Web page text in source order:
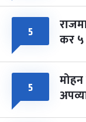
५ कर ५
५ मोहन